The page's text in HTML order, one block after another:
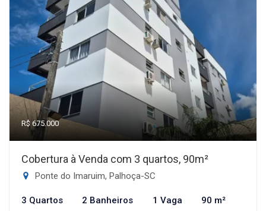
R$ 675.000
Cobertura à Venda com 3 quartos, 90m²
Ponte do Imaruim, Palhoça-SC
3 Quartos 2 Banheiros 1 Vaga 90 m²